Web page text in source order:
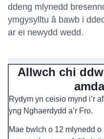
ddeng mlynedd
ymgysylltu â bawb i
ar ei newydd wedd.
Allwch chi
Rydym yn ceisio mynd i’r
yng Nghaerdydd a’r Fro.
Mae bwlch o 12 mlynedd